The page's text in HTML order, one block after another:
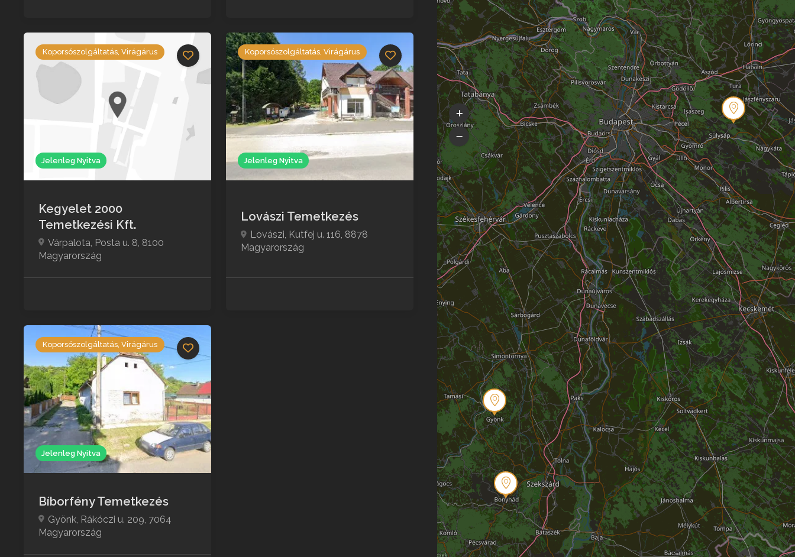
Jelenleg Nyitva
Koporsószolgáltatás, Virágárus
Kegyelet 2000
Temetkezési Kft.
Várpalota, Posta u. 8, 8100
Magyarország
Jelenleg Nyitva
Koporsószolgáltatás, Virágárus
Lovászi Temetkezés
Lovászi, Kutfej u. 116, 8878
Magyarország
Jelenleg Nyitva
Koporsószolgáltatás, Virágárus
Bíborfény Temetkezés
Gyönk, Rákóczi u. 209, 7064
Magyarország